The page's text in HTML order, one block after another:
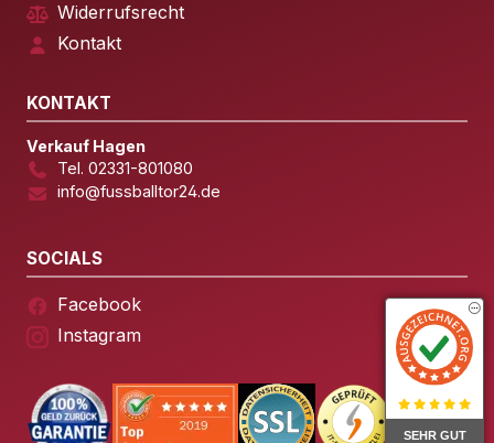
Widerrufsrecht
Kontakt
KONTAKT
Verkauf Hagen
Tel. 02331-801080
info@fussballtor24.de
SOCIALS
Facebook
Instagram
SEHR GUT